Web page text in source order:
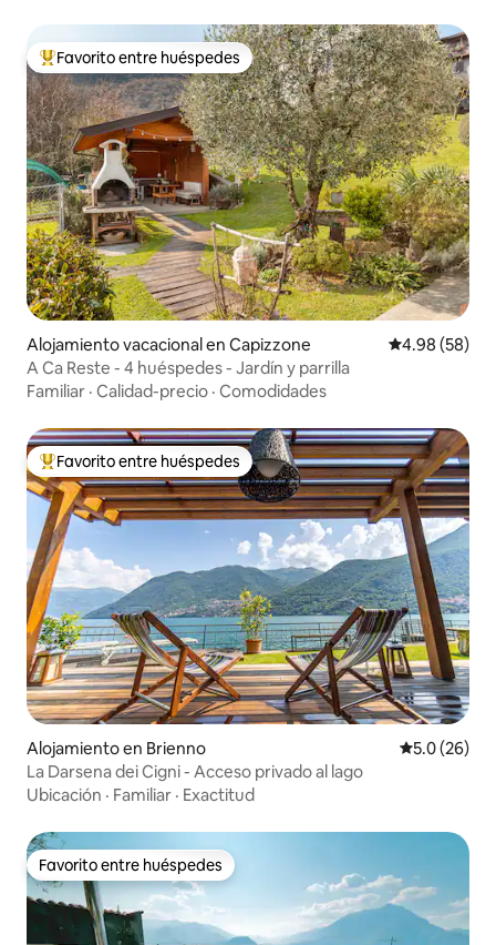
Favorito entre huéspedes preferido
Favorito entre huéspedes
Alojamiento vacacional en Capizzone Calificación
4.98 (58)
A Ca Reste - 4 huéspedes - Jardín y parrilla
Familiar · Calidad-precio · Comodidades
Favorito entre huéspedes preferido
Favorito entre huéspedes
Alojamiento en Brienno Calificación
5.0 (26)
La Darsena dei Cigni - Acceso privado al lago
Ubicación · Familiar · Exactitud
Favorito entre huéspedes
Favorito entre huéspedes